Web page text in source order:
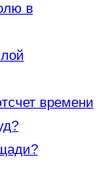
в
времени